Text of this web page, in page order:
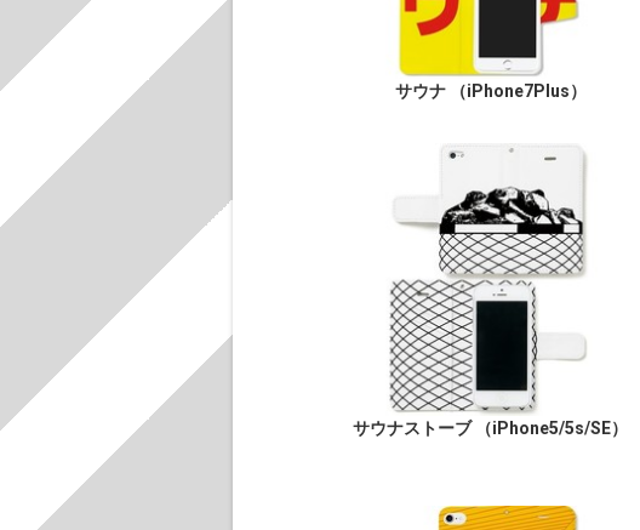
サウナ （iPhone7Plus）
サウナストーブ （iPhone5/5s/SE）